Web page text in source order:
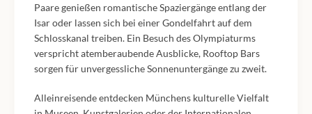
Paare genießen romantische Spaziergänge entlang der
Isar oder lassen sich bei einer Gondelfahrt auf dem
Schlosskanal treiben. Ein Besuch des Olympiaturms
verspricht atemberaubende Ausblicke, Rooftop Bars
sorgen für unvergessliche Sonnenuntergänge zu zweit.
Alleinreisende entdecken Münchens kulturelle Vielfalt